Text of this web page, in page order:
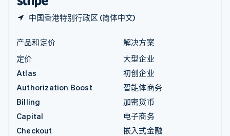
中国香港特别行政区 (简体中文)
产品和定价
定价
Atlas
Authorization Boost
Billing
Capital
Checkout
解决方案
大型企业
初创企业
智能体商务
加密货币
电子商务
嵌入式金融